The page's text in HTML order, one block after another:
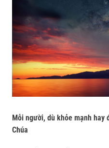
Mỗi người, dù khỏe mạnh hay
Chúa